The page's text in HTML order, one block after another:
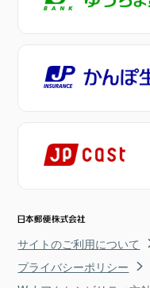
サイトのご利用について
プライバシーポリシー